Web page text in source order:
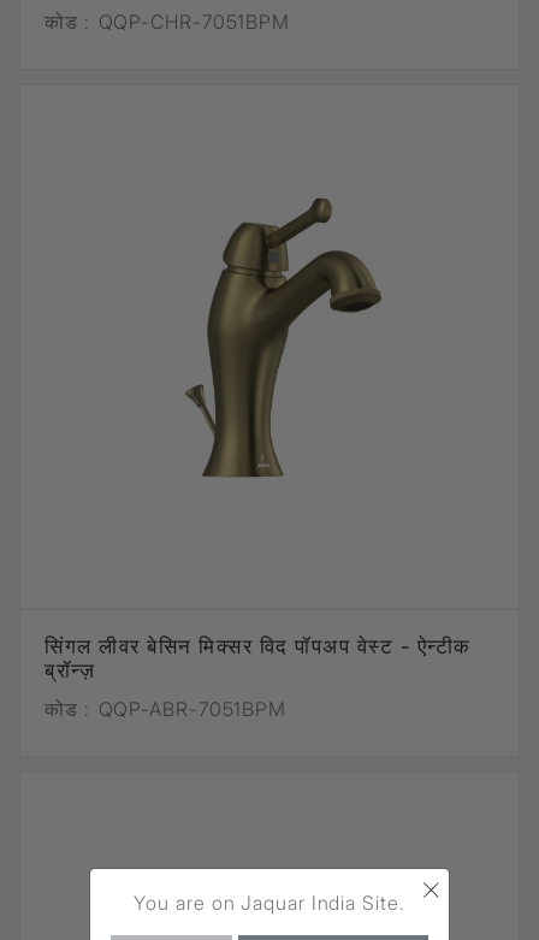
कोड : QQP-CHR-7051BPM
सिंगल लीवर बेसिन मिक्सर विद पॉपअप वेस्ट - ऐन्टीक
ब्रॉन्ज़
कोड : QQP-ABR-7051BPM
×
You are on Jaquar India Site.